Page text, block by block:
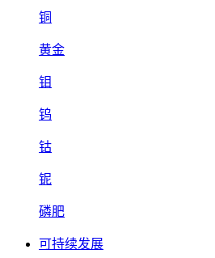
铜
黄金
钼
钨
钴
铌
磷肥
可持续发展